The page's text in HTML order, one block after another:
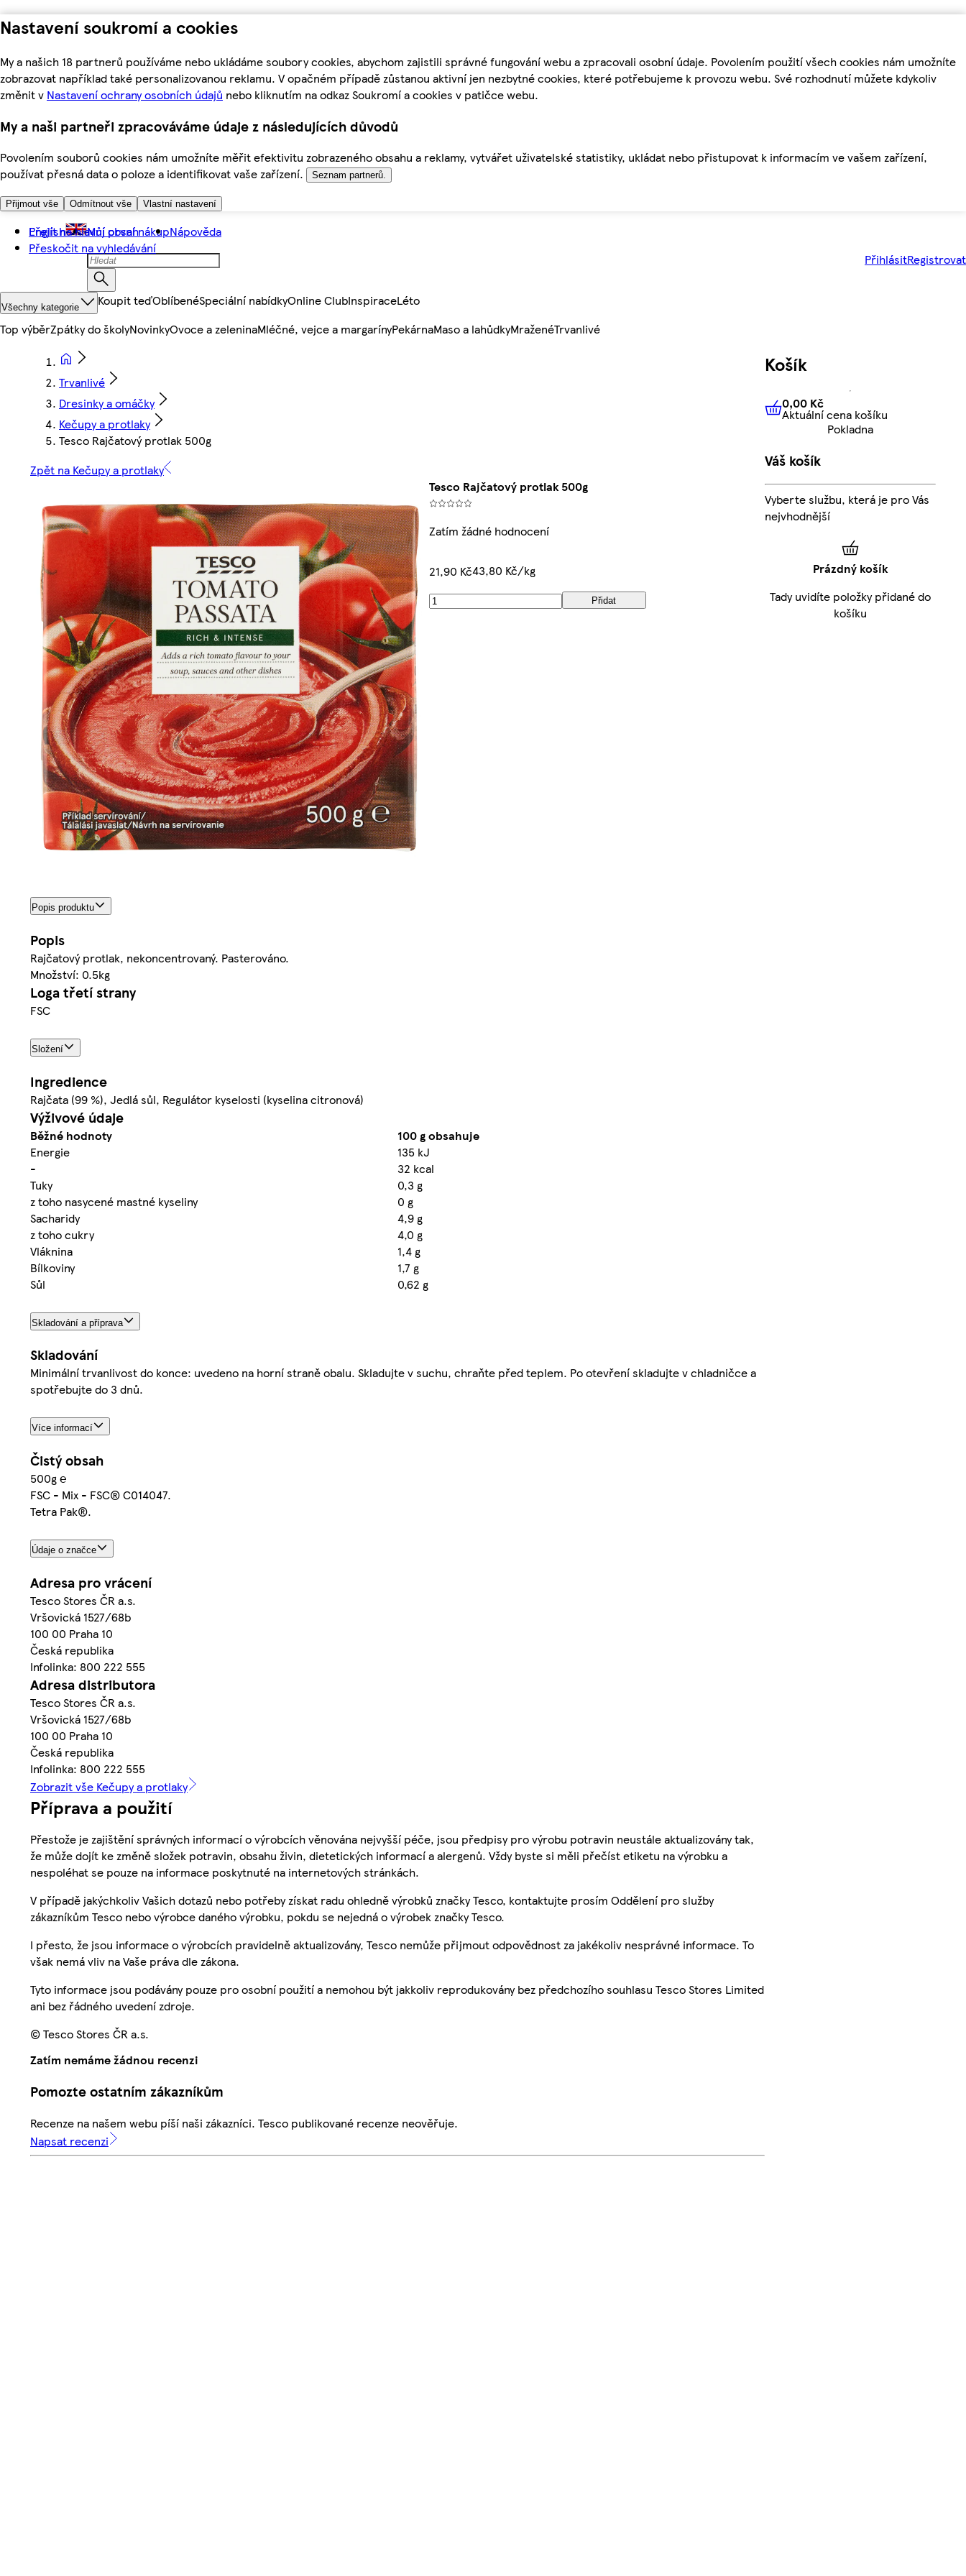
Nastavení soukromí a cookies
My a našich 18 partnerů používáme nebo ukládáme soubory cookies, abychom zajistili správné fungování webu a zpracovali osobní údaje. Povolením použití všech cookies nám umožníte
zobrazovat například také personalizovanou reklamu. V opačném případě zůstanou aktivní jen nezbytné cookies, které potřebujeme k provozu webu. Své rozhodnutí můžete kdykoliv
změnit v Nastavení ochrany osobních údajů nebo kliknutím na odkaz Soukromí a cookies v patičce webu.
My a naši partneři zpracováváme údaje z následujících důvodů
Povolením souborů cookies nám umožníte měřit efektivitu zobrazeného obsahu a reklamy, vytvářet uživatelské statistiky, ukládat nebo přistupovat k informacím ve vašem zařízení,
používat přesná data o poloze a identifikovat vaše zařízení.
Seznam partnerů.
Přijmout vše Odmítnout vše Vlastní nastavení
Přejít na hlavní obsah
Přeskočit na vyhledávání
English Můj první nákupNápověda
PřihlásitRegistrovat
Všechny kategorie Koupit teďOblíbenéSpeciální nabídkyOnline ClubInspiraceLéto
Top výběrZpátky do školyNovinkyOvoce a zeleninaMléčné, vejce a margarínyPekárnaMaso a lahůdkyMraženéTrvanlivé
Trvanlivé
Dresinky a omáčky
Kečupy a protlaky
Tesco Rajčatový protlak 500g
Zpět na Kečupy a protlaky
Tesco Rajčatový protlak 500g
Zatím žádné hodnocení
21,90 Kč43,80 Kč/kg
Přidat
Popis produktu
Popis
Rajčatový protlak, nekoncentrovaný. Pasterováno.
Množství: 0.5kg
Loga třetí strany
FSC
Složení
Ingredience
Rajčata (99 %), Jedlá sůl, Regulátor kyselosti (kyselina citronová)
Výživové údaje
Běžné hodnoty
100 g obsahuje
Energie
135 kJ
-
32 kcal
Tuky
0,3 g
z toho nasycené mastné kyseliny
0 g
Sacharidy
4,9 g
z toho cukry
4,0 g
Vláknina
1,4 g
Bílkoviny
1,7 g
Sůl
0,62 g
Skladování a příprava
Skladování
Minimální trvanlivost do konce: uvedeno na horní straně obalu. Skladujte v suchu, chraňte před teplem. Po otevření skladujte v chladničce a
spotřebujte do 3 dnů.
Více informací
Čistý obsah
500g ℮
FSC - Mix - FSC® C014047.
Tetra Pak®.
Údaje o značce
Adresa pro vrácení
Tesco Stores ČR a.s.
Vršovická 1527/68b
100 00 Praha 10
Česká republika
Infolinka: 800 222 555
Adresa distributora
Tesco Stores ČR a.s.
Vršovická 1527/68b
100 00 Praha 10
Česká republika
Infolinka: 800 222 555
Zobrazit vše Kečupy a protlaky
Příprava a použití
Přestože je zajištění správných informací o výrobcích věnována nejvyšší péče, jsou předpisy pro výrobu potravin neustále aktualizovány tak,
že může dojít ke změně složek potravin, obsahu živin, dietetických informací a alergenů. Vždy byste si měli přečíst etiketu na výrobku a
nespoléhat se pouze na informace poskytnuté na internetových stránkách.
V případě jakýchkoliv Vašich dotazů nebo potřeby získat radu ohledně výrobků značky Tesco, kontaktujte prosím Oddělení pro služby
zákazníkům Tesco nebo výrobce daného výrobku, pokdu se nejedná o výrobek značky Tesco.
I přesto, že jsou informace o výrobcích pravidelně aktualizovány, Tesco nemůže přijmout odpovědnost za jakékoliv nesprávné informace. To
však nemá vliv na Vaše práva dle zákona.
Tyto informace jsou podávány pouze pro osobní použití a nemohou být jakkoliv reprodukovány bez předchozího souhlasu Tesco Stores Limited
ani bez řádného uvedení zdroje.
© Tesco Stores ČR a.s.
Zatím nemáme žádnou recenzi
Pomozte ostatním zákazníkům
Recenze na našem webu píší naši zákazníci. Tesco publikované recenze neověřuje.
Napsat recenzi
Košík
0,00 KčAktuální cena košíku
0,00 Kč
Aktuální cena košíku
Pokladna
Váš košík
Vyberte službu, která je pro Vás
nejvhodnější
Prázdný košík
Tady uvidíte položky přidané do
košíku